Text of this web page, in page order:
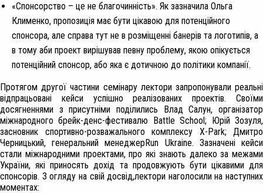
«Спонсорство – це не благочинність». Як зазначила Ольга
Клименко, пропозиція має бути цікавою для потенційного
спонсора, але справа тут не в розміщенні банерів та логотипів, а
в тому аби проект вирішував певну проблему, якою опікується
потенційний спонсор, або яка є дотичною до політики компанії.
Протягом другої частини семінару лектори запропонували реальні
відпрацьовані кейси успішно реалізованих проектів. Своїми
досягненнями з присутніми поділились Влад Салун, організатор
міжнародного брейк-денс-фестивалю Battle School; Юрій Зозуля,
засновник спортивно-розважального комплексу X-Park; Дмитро
Черницький, генеральний менеджерRun Ukraine. Зазначені кейси
стали міжнародними проектами, про які знають далеко за межами
України, які приносять дохід та продовжують бути цікавими для
спонсорів. З огляду на свій досвід,лектори наголосили на наступних
моментах: